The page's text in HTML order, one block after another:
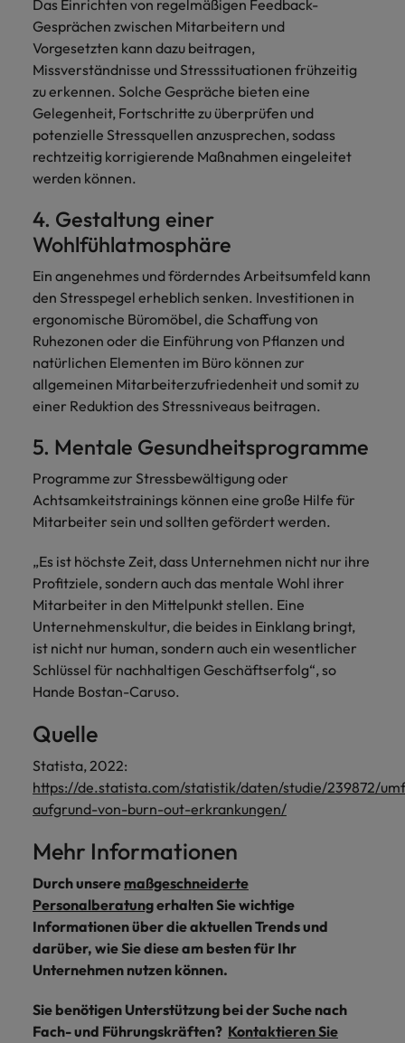
Das Einrichten von regelmäßigen Feedback-
Gesprächen zwischen Mitarbeitern und
Vorgesetzten kann dazu beitragen,
Missverständnisse und Stresssituationen frühzeitig
zu erkennen. Solche Gespräche bieten eine
Gelegenheit, Fortschritte zu überprüfen und
potenzielle Stressquellen anzusprechen, sodass
rechtzeitig korrigierende Maßnahmen eingeleitet
werden können.
4. Gestaltung einer
Wohlfühlatmosphäre
Ein angenehmes und förderndes Arbeitsumfeld kann
den Stresspegel erheblich senken. Investitionen in
ergonomische Büromöbel, die Schaffung von
Ruhezonen oder die Einführung von Pflanzen und
natürlichen Elementen im Büro können zur
allgemeinen Mitarbeiterzufriedenheit und somit zu
einer Reduktion des Stressniveaus beitragen.
5. Mentale Gesundheitsprogramme
Programme zur Stressbewältigung oder
Achtsamkeitstrainings können eine große Hilfe für
Mitarbeiter sein und sollten gefördert werden.
„Es ist höchste Zeit, dass Unternehmen nicht nur ihre
Profitziele, sondern auch das mentale Wohl ihrer
Mitarbeiter in den Mittelpunkt stellen. Eine
Unternehmenskultur, die beides in Einklang bringt,
ist nicht nur human, sondern auch ein wesentlicher
Schlüssel für nachhaltigen Geschäftserfolg“, so
Hande Bostan-Caruso.
Quelle
Statista, 2022:
https://de.statista.com/statistik/daten/studie/239872/
aufgrund-von-burn-out-erkrankungen/
Mehr Informationen
Durch unsere maßgeschneiderte
Personalberatungerhalten Sie wichtige
Informationen über die aktuellen Trends und
darüber, wie Sie diese am besten für Ihr
Unternehmen nutzen können.
Sie benötigen Unterstützung bei der Suche nach
Fach- und Führungskräften? Kontaktieren Sie